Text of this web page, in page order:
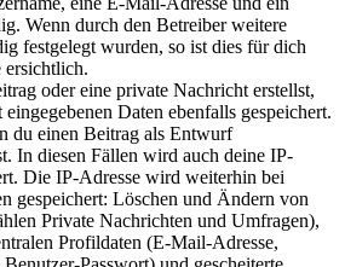
Wenn durch den Betreiber weitere
festgelegt wurden, so ist dies für dich
ersichtlich.
oder eine private Nachricht erstellst,
Daten ebenfalls gespeichert.
du einen Beitrag als Entwurf
In diesen Fällen wird auch deine IP-
Die IP-Adresse wird weiterhin bei
gespeichert: Löschen und Ändern von
Private Nachrichten und Umfragen),
Profildaten (E-Mail-Adresse,